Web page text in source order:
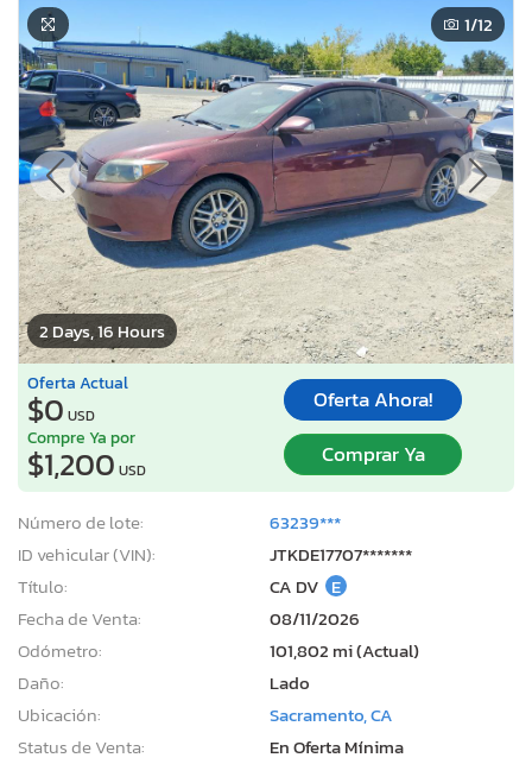
2 Days, 16 Hours
1/12
Oferta Actual
$0 USD
Oferta Ahora!
Compre Ya por
$1,200 USD
Comprar Ya
Número de lote:
63239***
ID vehicular (VIN):
JTKDE17707*******
Título:
CA DV E
Fecha de Venta:
08/11/2026
Odómetro:
101,802 mi (Actual)
Daño:
Lado
Ubicación:
Sacramento, CA
Status de Venta:
En Oferta Mínima